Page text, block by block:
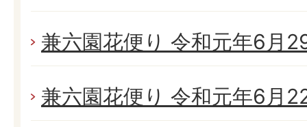
兼六園花便り 令和元年6月
兼六園花便り 令和元年6月